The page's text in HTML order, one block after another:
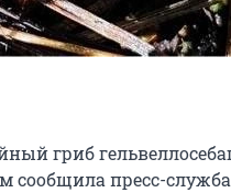
гриб
сообщила пресс-